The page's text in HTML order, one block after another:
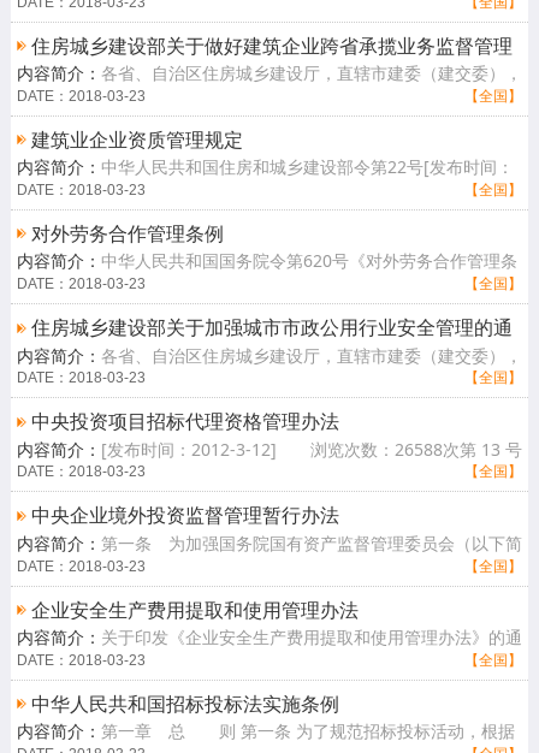
日起施行。住[查看详情]
住房城乡建设部关于做好建筑企业跨省承揽业务监督管理
工作的通知
内容简介： 各省、自治区住房城乡建设厅，直辖市建委（建交委），
北京市规委，新疆生产建设兵团建设局：为推动建立统一开放、公平
竞争的建筑[查看详情]
【全国】
DATE：2018-03-23
建筑业企业资质管理规定
内容简介： 中华人民共和国住房和城乡建设部令第22号[发布时间：
2015-2-9] 浏览次数：49502次《建筑业企业资质管理规定》已
经第20次部常[查看详情]
【全国】
DATE：2018-03-23
对外劳务合作管理条例
内容简介： 中华人民共和国国务院令第620号《对外劳务合作管理条
例》已经2012年5月16日国务院第203次常务会议通过，现予公布，
自2012年8月1[查看详情]
【全国】
DATE：2018-03-23
住房城乡建设部关于加强城市市政公用行业安全管理的通
知
内容简介： 各省、自治区住房城乡建设厅，直辖市建委（建交委），
北京市市政市容委、园林绿化局、水务局，天津市市容园林委、水务
局，上海市[查看详情]
【全国】
DATE：2018-03-23
中央投资项目招标代理资格管理办法
内容简介： [发布时间：2012-3-12] 浏览次数：26588次第 13 号
为提高政府投资效益，加强对中央投资项目招标代理机构的监督管
理，规范招标[查看详情]
【全国】
DATE：2018-03-23
中央企业境外投资监督管理暂行办法
内容简介： 第一条 为加强国务院国有资产监督管理委员会（以下简
称国资委）履行出资人职责的企业（以下简称中央企业）境外投资监
督管理，促[查看详情]
【全国】
DATE：2018-03-23
企业安全生产费用提取和使用管理办法
内容简介： 关于印发《企业安全生产费用提取和使用管理办法》的通
知财企〔2012〕16号各省、自治区、直辖市、计划单列市财政厅
（局）、安全生[查看详情]
【全国】
DATE：2018-03-23
中华人民共和国招标投标法实施条例
内容简介： 第一章 总 则 第一条 为了规范招标投标活动，根据